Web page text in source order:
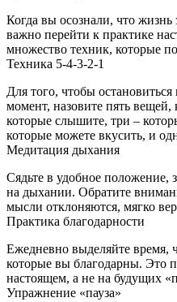
Когда вы осознали, что жизнь
важно перейти к практике
множество техник, которые
Техника 5‑4‑3‑2‑1
Для того, чтобы
момент, назовите пять вещей,
которые слышите, три –
которые можете вкусить, и
Медитация дыхания
Сядьте в удобное положение,
на дыхании. Обратите
мысли отклоняются, мягко
Практика благодарности
Ежедневно выделяйте время,
которые вы благодарны. Это
настоящем, а не на будущих
Упражнение «пауза»